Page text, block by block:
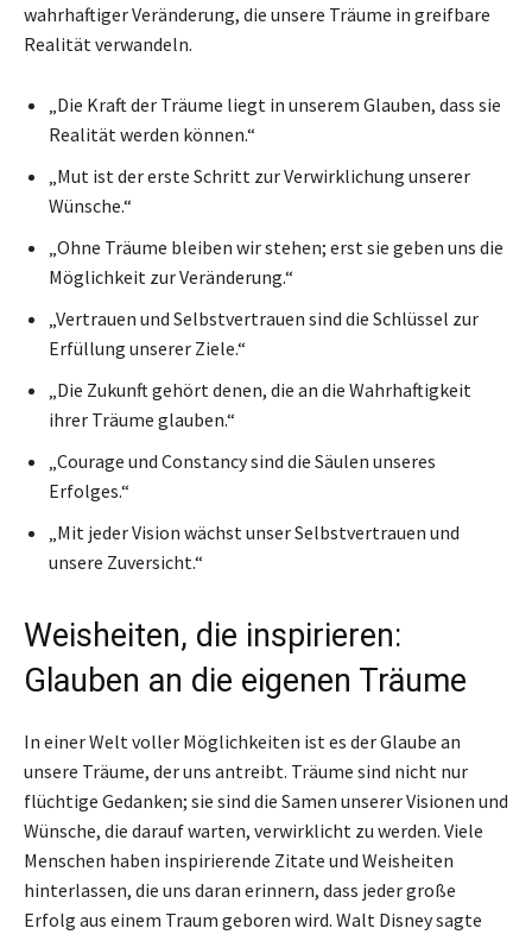
wahrhaftiger Veränderung, die unsere Träume in greifbare
Realität verwandeln.
„Die Kraft der Träume liegt in unserem Glauben, dass sie
Realität werden können.“
„Mut ist der erste Schritt zur Verwirklichung unserer
Wünsche.“
„Ohne Träume bleiben wir stehen; erst sie geben uns die
Möglichkeit zur Veränderung.“
„Vertrauen und Selbstvertrauen sind die Schlüssel zur
Erfüllung unserer Ziele.“
„Die Zukunft gehört denen, die an die Wahrhaftigkeit
ihrer Träume glauben.“
„Courage und Constancy sind die Säulen unseres
Erfolges.“
„Mit jeder Vision wächst unser Selbstvertrauen und
unsere Zuversicht.“
Weisheiten, die inspirieren:
Glauben an die eigenen Träume
In einer Welt voller Möglichkeiten ist es der Glaube an
unsere Träume, der uns antreibt. Träume sind nicht nur
flüchtige Gedanken; sie sind die Samen unserer Visionen und
Wünsche, die darauf warten, verwirklicht zu werden. Viele
Menschen haben inspirierende Zitate und Weisheiten
hinterlassen, die uns daran erinnern, dass jeder große
Erfolg aus einem Traum geboren wird. Walt Disney sagte